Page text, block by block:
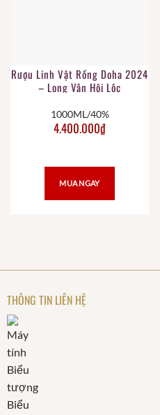
Rượu Linh Vật Rồng Doha 2024
– Long Vân Hội Lộc
1000ML/40%
4.400.000₫
MUA NGAY
THÔNG TIN LIÊN HỆ